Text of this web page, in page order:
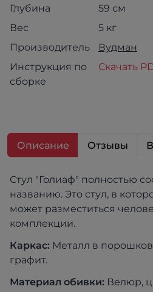
Глубина
59 см
Вес
5 кг
Производитель
Вудман
Инструкция по
сборке
Скачать
Описание Отзывы
Стул "Голиаф" полностью
названию. Это стул, в
может разместиться
комплекции.
Каркас: Металл в
графит.
Материал обивки: Велюр,